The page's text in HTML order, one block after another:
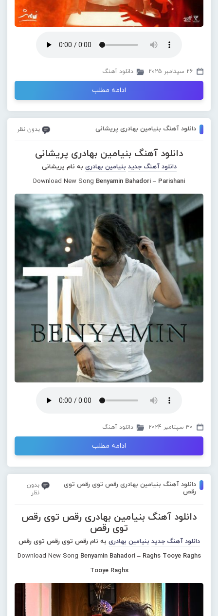
26 سپتامبر 2025 دانلود آهنگ
ادامه مطلب
دانلود آهنگ بنیامین بهادری پریشانی بدون نظر
دانلود آهنگ بنیامین بهادری پریشانی
دانلود آهنگ جدید بنیامین بهادری به نام پریشانی
Download New Song Benyamin Bahadori – Parishani
30 سپتامبر 2024 دانلود آهنگ
ادامه مطلب
دانلود آهنگ بنیامین بهادری رقص توی رقص توی
رقص
بدون
نظر
دانلود آهنگ بنیامین بهادری رقص توی رقص
توی رقص
دانلود آهنگ جدید بنیامین بهادری به نام رقص توی رقص توی رقص
Download New Song Benyamin Bahadori – Raghs Tooye Raghs
Tooye Raghs